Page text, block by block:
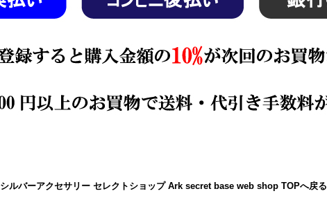
シルバーアクセサリー セレクトショップ Ark secret base web shop TOPへ戻る